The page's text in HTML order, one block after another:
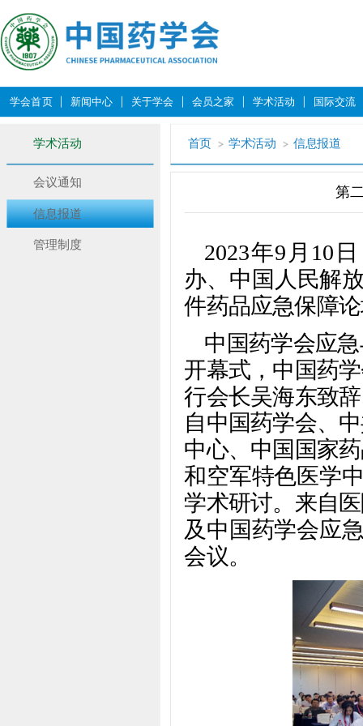
学会首页 新闻中心 关于学会 会员之家 学术活动 国际交流
学术活动
会议通知
信息报道
管理制度
首页 学术活动 信息报道
第
2023年9月10
办、中国人民解
件药品应急保障
中国药学会应
开幕式，中国药
行会长吴海东致
自中国药学会、
中心、中国国家
和空军特色医学
学术研讨。来自
及中国药学会应
会议。